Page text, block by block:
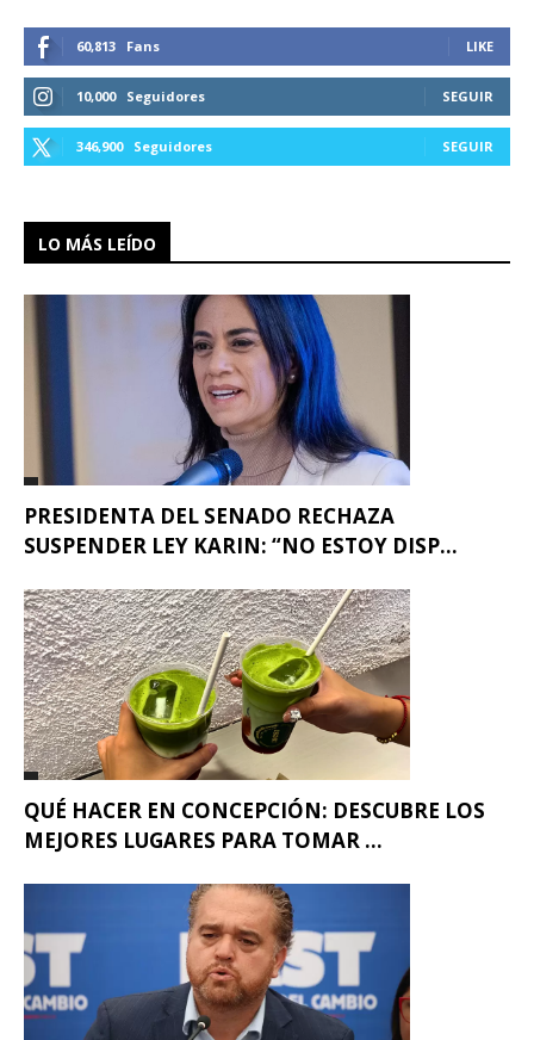
60,813 Fans LIKE
10,000 Seguidores SEGUIR
346,900 Seguidores SEGUIR
LO MÁS LEÍDO
PRESIDENTA DEL SENADO RECHAZA
SUSPENDER LEY KARIN: “NO ESTOY DISP...
QUÉ HACER EN CONCEPCIÓN: DESCUBRE LOS
MEJORES LUGARES PARA TOMAR ...